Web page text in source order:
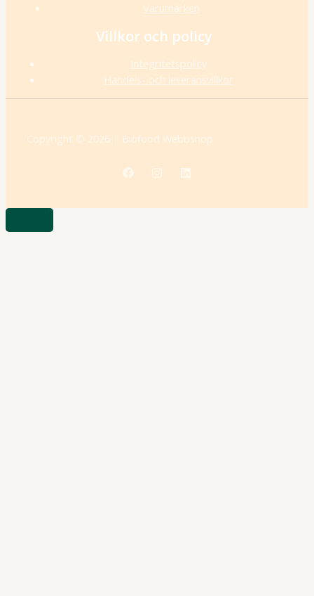
Varumärken
Villkor och policy
Integritetspolicy
Handels- och leveransvillkor
Copyright © 2026 | Biofood Webbshop